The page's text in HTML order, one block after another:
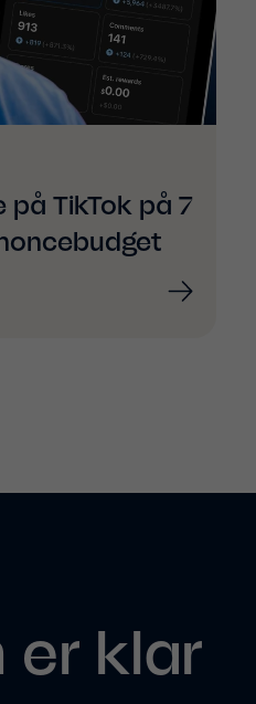
på TikTok på 7
er klar